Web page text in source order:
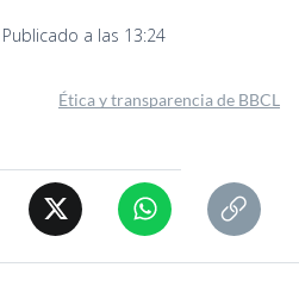
a las 13:24
Ética y transparencia de BBCL